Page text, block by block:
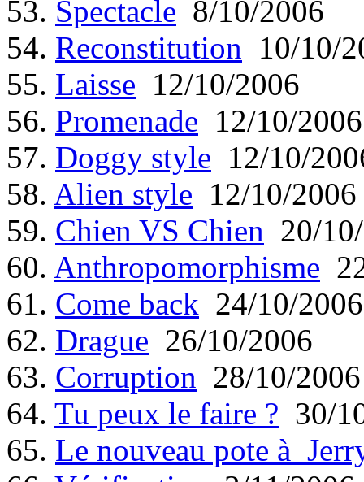
53. Spectacle 8/10/2006
54. Reconstitution 10/10/
55. Laisse 12/10/2006
56. Promenade 12/10/2006
57. Doggy style 12/10/
58. Alien style 12/10/2006
59. Chien VS Chien 20/
60. Anthropomorphisme
61. Come back 24/10/2006
62. Drague 26/10/2006
63. Corruption 28/10/2006
64. Tu peux le faire ? 30/
65. Le nouveau pote à